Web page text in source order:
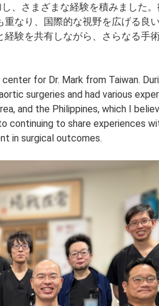
、さまざまな経験を積みました
なり、国際的な視野を広げる良
験を共有しながら、さらなる手
for Dr. Mark from Taiwan.
surgeries and had various
and the Philippines, which I
continuing to share experiences
in surgical outcomes.